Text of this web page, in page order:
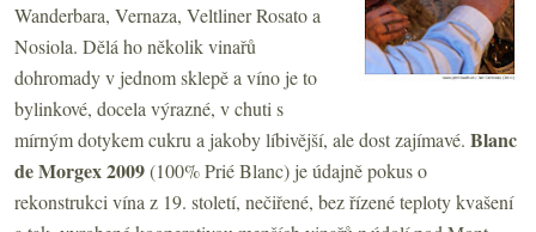
Wanderbara, Vernaza, Veltliner Rosato a
Nosiola. Dělá ho několik vinařů
dohromady v jednom sklepě a víno je to
bylinkové, docela výrazné, v chuti s
mírným dotykem cukru a jakoby líbivější, ale dost zajímavé. Blanc
de Morgex 2009(100% Prié Blanc) je údajně pokus o
rekonstrukci vína z 19. století, nečiřené, bez řízené teploty kvašení